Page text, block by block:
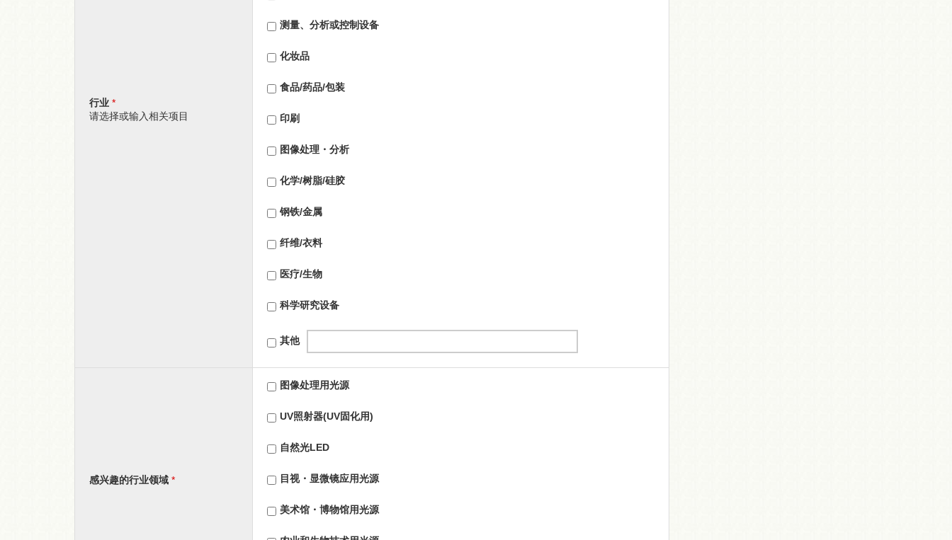
行业 *
请选择或输入相关项目
测量、分析或控制设备
化妆品
食品/药品/包装
印刷
图像处理・分析
化学/树脂/硅胶
钢铁/金属
纤维/衣料
医疗/生物
科学研究设备
其他
感兴趣的行业领域 *
图像处理用光源
UV照射器(UV固化用)
自然光LED
目视・显微镜应用光源
美术馆・博物馆用光源